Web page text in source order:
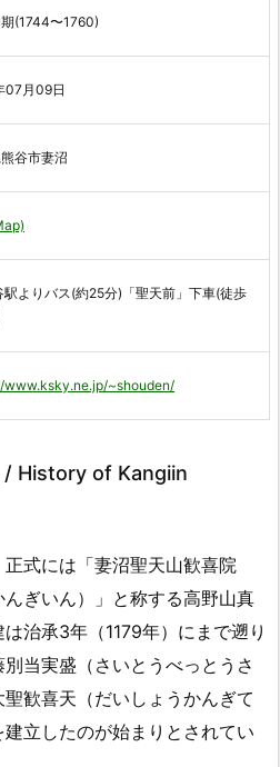
(1744〜1760)
07月09日
谷市妻沼
駅よりバス(約25分)「聖天前」下車(徒歩
www.ksky.ne.jp/~shouden/
/ History of Kangiin
式には「妻沼聖天山歓喜院
んぎいん）」と称する高野山真
治承3年（1179年）にまで遡り
当実盛（さいとうべっとうさ
歓喜天（だいしょうかんぎて
立したのが始まりとされてい